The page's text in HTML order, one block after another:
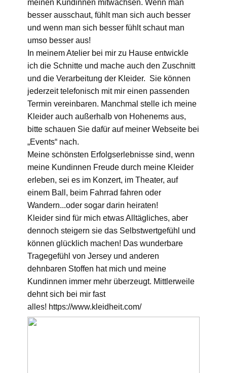
meinen Kundinnen mitwachsen. Wenn man
besser ausschaut, fühlt man sich auch besser
und wenn man sich besser fühlt schaut man
umso besser aus!
In meinem Atelier bei mir zu Hause entwickle
ich die Schnitte und mache auch den Zuschnitt
und die Verarbeitung der Kleider. Sie können
jederzeit telefonisch mit mir einen passenden
Termin vereinbaren. Manchmal stelle ich meine
Kleider auch außerhalb von Hohenems aus,
bitte schauen Sie dafür auf meiner Webseite bei
„Events“ nach.
Meine schönsten Erfolgserlebnisse sind, wenn
meine Kundinnen Freude durch meine Kleider
erleben, sei es im Konzert, im Theater, auf
einem Ball, beim Fahrrad fahren oder
Wandern...oder sogar darin heiraten!
Kleider sind für mich etwas Alltägliches, aber
dennoch steigern sie das Selbstwertgefühl und
können glücklich machen! Das wunderbare
Tragegefühl von Jersey und anderen
dehnbaren Stoffen hat mich und meine
Kundinnen immer mehr überzeugt. Mittlerweile
dehnt sich bei mir fast
alles! https://www.kleidheit.com/